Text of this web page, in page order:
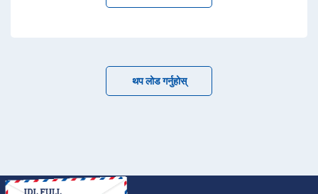
थप लोड गर्नुहोस्